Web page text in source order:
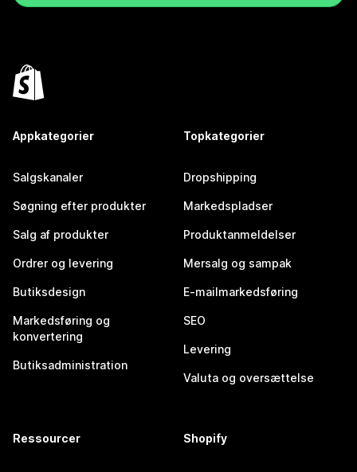
Appkategorier
Salgskanaler
Søgning efter produkter
Salg af produkter
Ordrer og levering
Butiksdesign
Markedsføring og
konvertering
Butiksadministration
Topkategorier
Dropshipping
Markedspladser
Produktanmeldelser
Mersalg og sampak
E-mailmarkedsføring
SEO
Levering
Valuta og oversættelse
Ressourcer Shopify